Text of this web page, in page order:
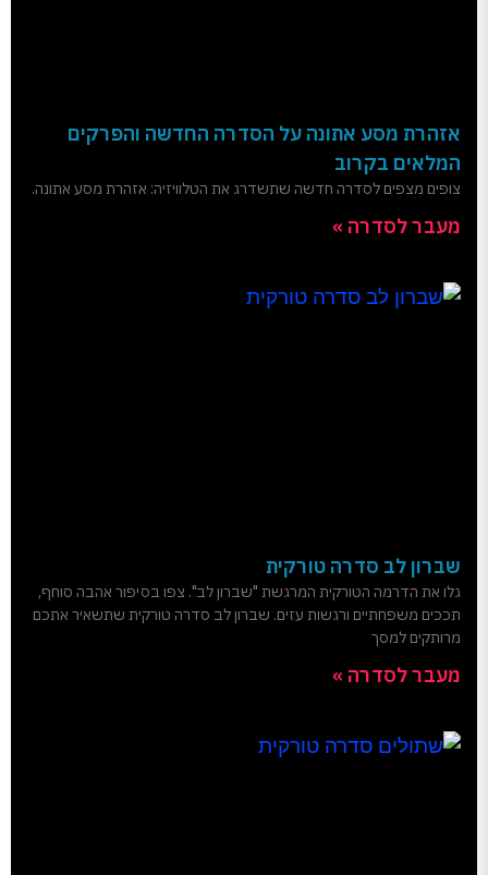
אזהרת מסע אתונה על הסדרה החדשה והפרקים
המלאים בקרוב
צופים מצפים לסדרה חדשה שתשדרג את הטלוויזיה: אזהרת מסע אתונה.
מעבר לסדרה »
שברון לב סדרה טורקית
גלו את הדרמה הטורקית המרגשת "שברון לב". צפו בסיפור אהבה סוחף,
תככים משפחתיים ורגשות עזים. שברון לב סדרה טורקית שתשאיר אתכם
מרותקים למסך
מעבר לסדרה »